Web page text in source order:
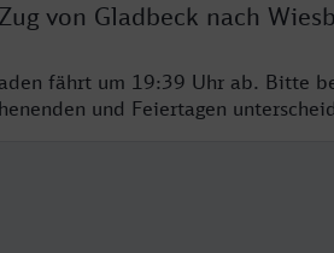
von Gladbeck nach
fährt um 19:39 Uhr ab. Bitte
und Feiertagen